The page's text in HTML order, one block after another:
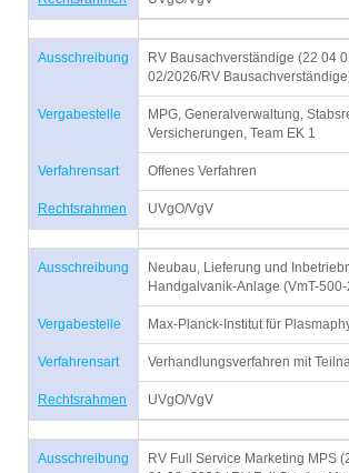
Ausschreibung
RV Bausachverständige (22 04
02/2026/RV
Vergabestelle
MPG, Generalverwaltung,
Versicherungen, Team EK 1
Verfahrensart Offenes Verfahren
Rechtsrahmen UVgO/VgV
Ausschreibung
Neubau, Lieferung und
Handgalvanik-Anlage (VmT-
Vergabestelle Max-Planck-Institut für
Verfahrensart Verhandlungsverfahren mit
Rechtsrahmen UVgO/VgV
Ausschreibung
RV Full Service Marketing MPS